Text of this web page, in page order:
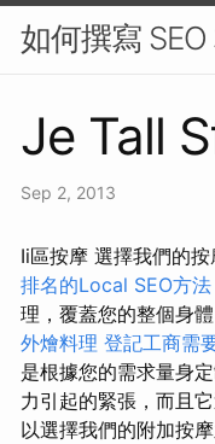
如何撰寫
Je Tall
Sep 2, 2013
Ii區按摩 選擇我們的
排名的Local SEO方法
理，覆蓋您的整個身
外燴料理 登記工商需
是根據您的需求量身定
力引起的緊張，而且
以選擇我們的附加按摩